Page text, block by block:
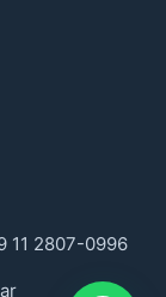
11 2807-0996